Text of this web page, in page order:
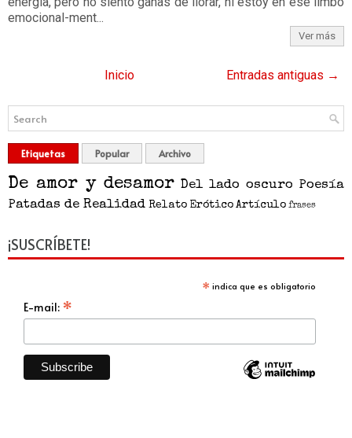
emocional-ment...
Ver más
Entradas antiguas →
Inicio
Etiquetas Popular Archivo
De amor y desamor Del lado oscuro Poesía
Patadas de Realidad Relato Erótico Artículo frases
¡SUSCRÍBETE!
* indica que es obligatorio
E-mail: *